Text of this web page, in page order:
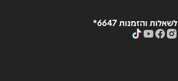
לשאלות והזמנות 6647*